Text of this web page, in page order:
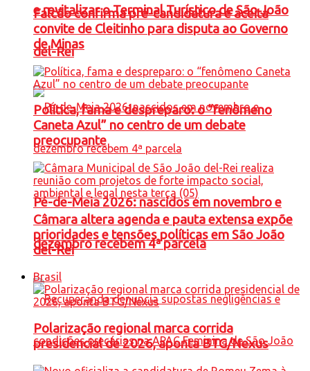
e revitalizar o Terminal Turístico de São João
del-Rei
Pé-de-Meia 2026: nascidos em novembro e
dezembro recebem 4ª parcela
Falcão confirma pré-candidatura e aceita
convite de Cleitinho para disputa ao Governo
de Minas
Política, fama e despreparo: o “fenômeno
Caneta Azul” no centro de um debate
preocupante
Câmara altera agenda e pauta extensa expõe
prioridades e tensões políticas em São João
del-Rei
Brasil
Polarização regional marca corrida
presidencial de 2026, aponta BTG/Nexus